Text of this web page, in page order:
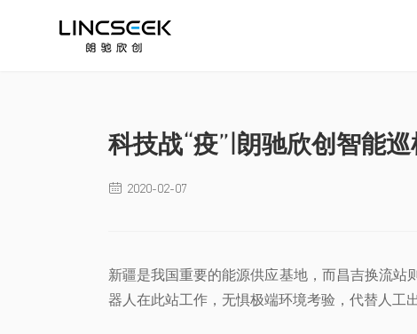
科技战“疫”|朗驰欣创智能
 2020-02-07
新疆是我国重要的能源供应基地，而昌吉换流站
器人在此站工作，无惧极端环境考验，代替人工